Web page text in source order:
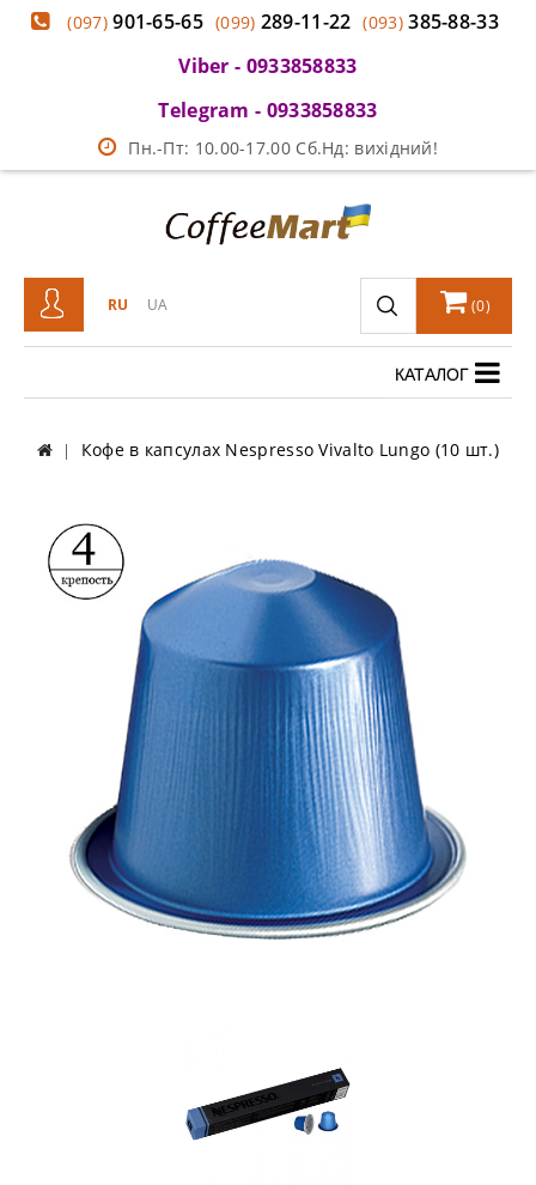
(097)901-65-65 (099) 289-11-22 (093)385-88-33
Viber - 0933858833
Telegram - 0933858833
Пн.-Пт: 10.00-17.00 Сб.Нд: вихідний!
RU UA (0)
КАТАЛОГ
Кофе в капсулах Nespresso Vivalto Lungo (10 шт.)